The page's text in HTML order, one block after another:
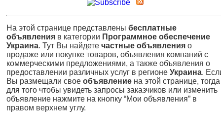
На этой странице представлены бесплатные
объявления в категории Программное обеспечение
Украина. Тут Вы найдете частные объявления о
продаже или покупке товаров, объявления компаний с
коммерческими предложениями, а также объявления о
предоставлении различных услуг в регионе Украина.
Вы размещали свое объявление на этой странице, тогда
для того чтобы увидеть запросы заказчиков или изменить
объявление нажмите на кнопку “Мои объявления” в
правом верхнем углу.